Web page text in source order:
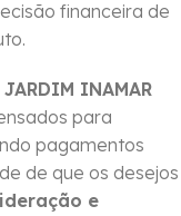
financeira de
INAMAR
para
pagamentos
de que os desejos
e